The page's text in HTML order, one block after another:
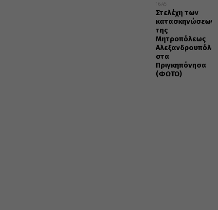
16:45
Στελέχη των
κατασκηνώσεων
της
Μητροπόλεως
στα
Πριγκηπόνησα
(ΦΩΤΟ)